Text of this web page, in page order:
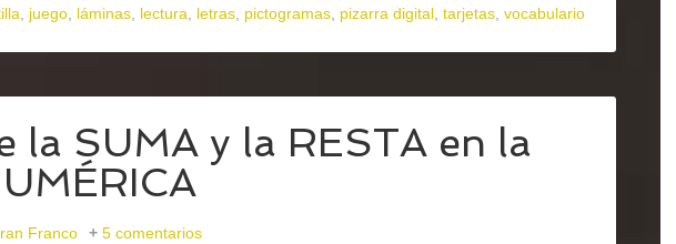
, juego, láminas, lectura, letras, pictogramas, pizarra digital, tarjetas, vocabulario
la SUMA y la RESTA en la
Franco 5 comentarios